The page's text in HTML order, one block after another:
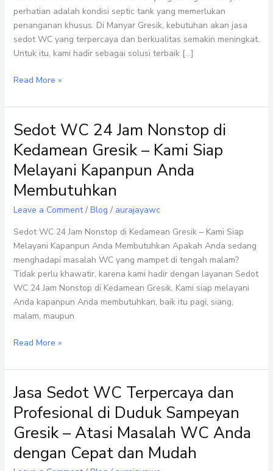
perhatian adalah kondisi septic tank yang memerlukan
penanganan khusus. Di Manyar Gresik, kebutuhan akan jasa
sedot WC yang terpercaya dan berkualitas semakin meningkat.
Untuk itu, kami hadir sebagai solusi terbaik […]
Gresik
Read More »
Sedot WC 24 Jam Nonstop di
Kedamean Gresik – Kami Siap
Melayani Kapanpun Anda
Membutuhkan
Leave a Comment / Blog / aurajayawc
Sedot WC 24 Jam Nonstop di Kedamean Gresik – Kami Siap
Melayani Kapanpun Anda Membutuhkan Apakah Anda sedang
menghadapi masalah WC yang mampet di tengah malam?
Tidak perlu khawatir, karena kami hadir dengan layanan Sedot
WC 24 Jam Nonstop di Kedamean Gresik. Kami siap melayani
Anda kapanpun Anda membutuhkan, baik itu pagi, siang,
malam, maupun
Sedot
24
Jam
Nonstop
di
Kedamean
Melayani
Membutuhkan
Read More »
Jasa Sedot WC Terpercaya dan
Profesional di Duduk Sampeyan
Gresik – Atasi Masalah WC Anda
dengan Cepat dan Mudah
Jasa
WC
Terpercaya
dan
Profesional